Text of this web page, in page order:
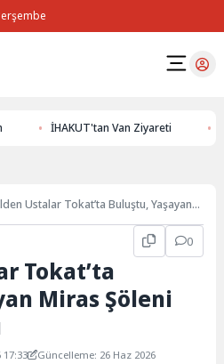
İHAKUT'tan Van Ziyareti
Ustalar Tokat’ta Buluştu, Yaşayan
0
Tokat’ta
Miras Şöleni
17:33
Güncelleme: 26 Haz 2026